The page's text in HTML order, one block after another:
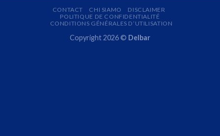
CONTACT CHI SIAMO
DISCLAIMER
POLITIQUE DE CONFIDENTIALITÉ
CONDITIONS GÉNÉRALES D’UTILISATION
Copyright 2026 © Delbar